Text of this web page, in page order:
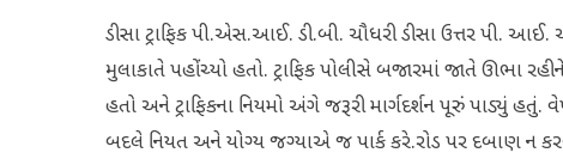
ડીસા ટ્રાફિક પી.એસ.આઈ. ડી.બી. ચૌધરી ડીસા ઉત્તર પી.
મુલાકાતે પહોંચ્યો હતો. ટ્રાફિક પોલીસે બજારમાં જાતે ઊભા
હતો અને ટ્રાફિકના નિયમો અંગે જરૂરી માર્ગદર્શન પૂરું પાડ્યું હતું.
બદલે નિયત અને યોગ્ય જગ્યાએ જ પાર્ક કરે.​રોડ પર દબાણ ન